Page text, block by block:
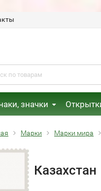
значки
Марки Марки мира
Казахстан